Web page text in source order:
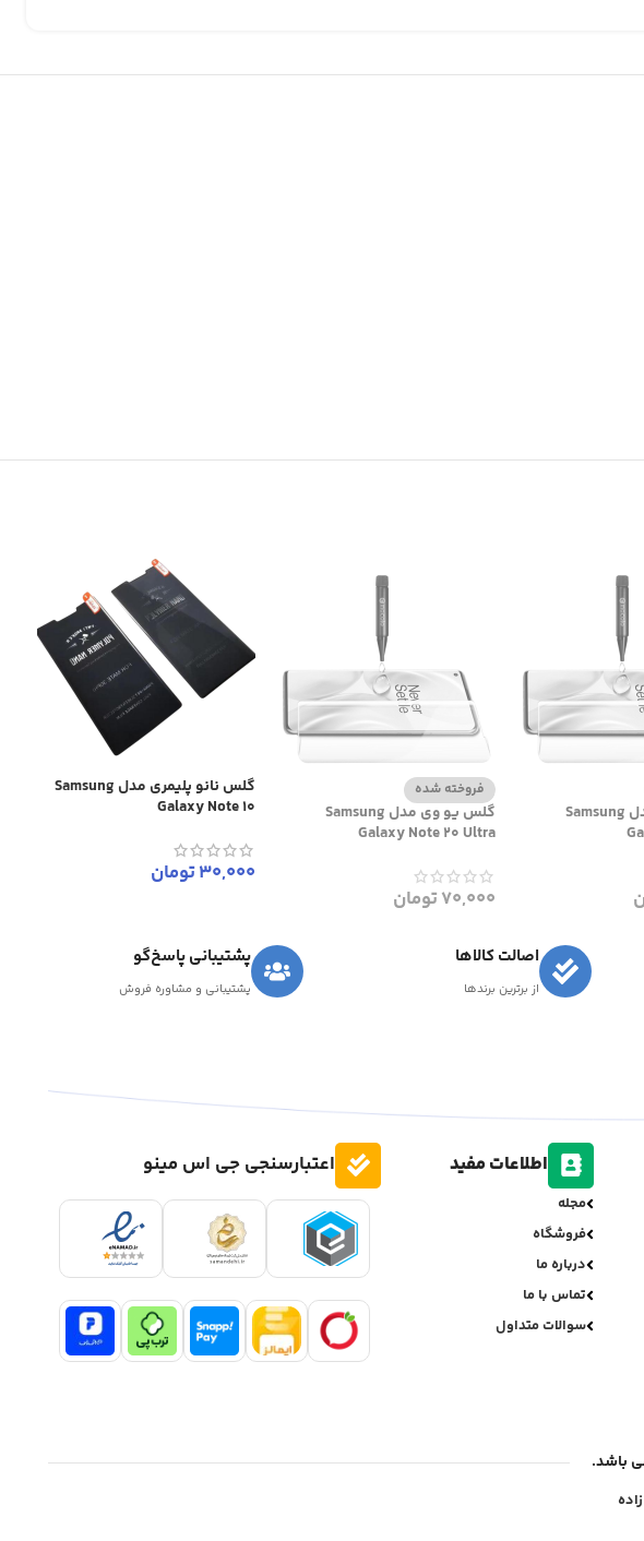
گلس یو وی مدل Samsung
فروخته شده
گلس یو وی مدل Samsung
Galaxy Note 20 Ultra
70,000تومان
گلس نانو پلیمری مدل Samsung
Galaxy Note 10
30,000تومان
اصالت کالاها
از برترین برندها
پشتیبانی پاسخ‌گو
پشتیبانی و مشاوره فروش
اطلاعات مفید
مجله
فروشگاه
درباره ما
تماس با ما
سوالات متداول
اعتبارسنجی جی اس مینو
باشد.